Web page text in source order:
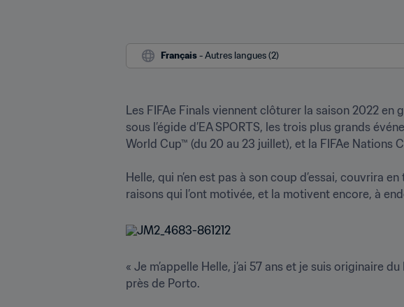
Français - Autres langues (2)
Les FIFAe Finals viennent clôturer la saison 2022
sous l’égide d’EA SPORTS, les trois plus grands
World Cup™ (du 20 au 23 juillet), et la FIFAe Nations
Helle, qui n’en est pas à son coup d’essai, couvrira
raisons qui l’ont motivée, et la motivent encore, à
« Je m’appelle Helle, j’ai 57 ans et je suis originaire
près de Porto.